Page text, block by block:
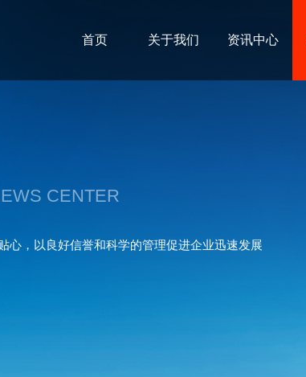
首页 关于我们 资讯中心
CENTER
心，以良好信誉和科学的管理促进企业迅速发展